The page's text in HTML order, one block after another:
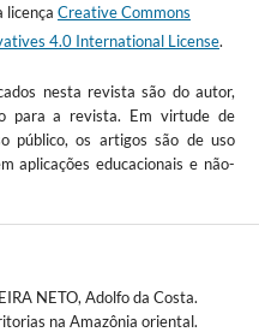
licença Creative Commons
4.0 International License.
nesta revista são do autor,
para a revista. Em virtude de
público, os artigos são de uso
aplicações educacionais e não-
NETO, Adolfo da Costa.
na Amazônia oriental.